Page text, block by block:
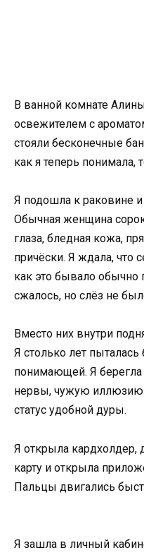
В ванной комнате
освежителем с
стояли бесконечные
как я теперь понимала,
Я подошла к раковине
Обычная женщина
глаза, бледная кожа,
причёски. Я ждала, что
как это бывало обычно
сжалось, но слёз не
Вместо них внутри
Я столько лет
понимающей. Я
нервы, чужую иллюзию
статус удобной дуры.
Я открыла кардхолдер,
карту и открыла
Пальцы двигались
Я зашла в личный